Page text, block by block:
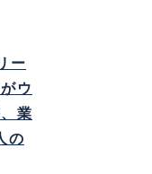
ー
ウ
業
の